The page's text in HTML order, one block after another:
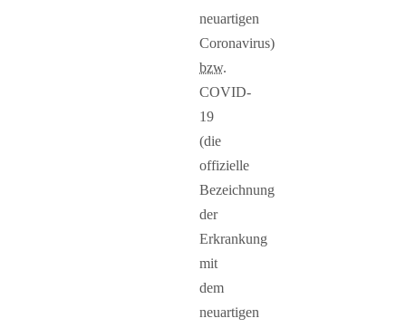
neuartigen
Coronavirus)
bzw.
COVID-
19
(die
offizielle
Bezeichnung
der
Erkrankung
mit
dem
neuartigen